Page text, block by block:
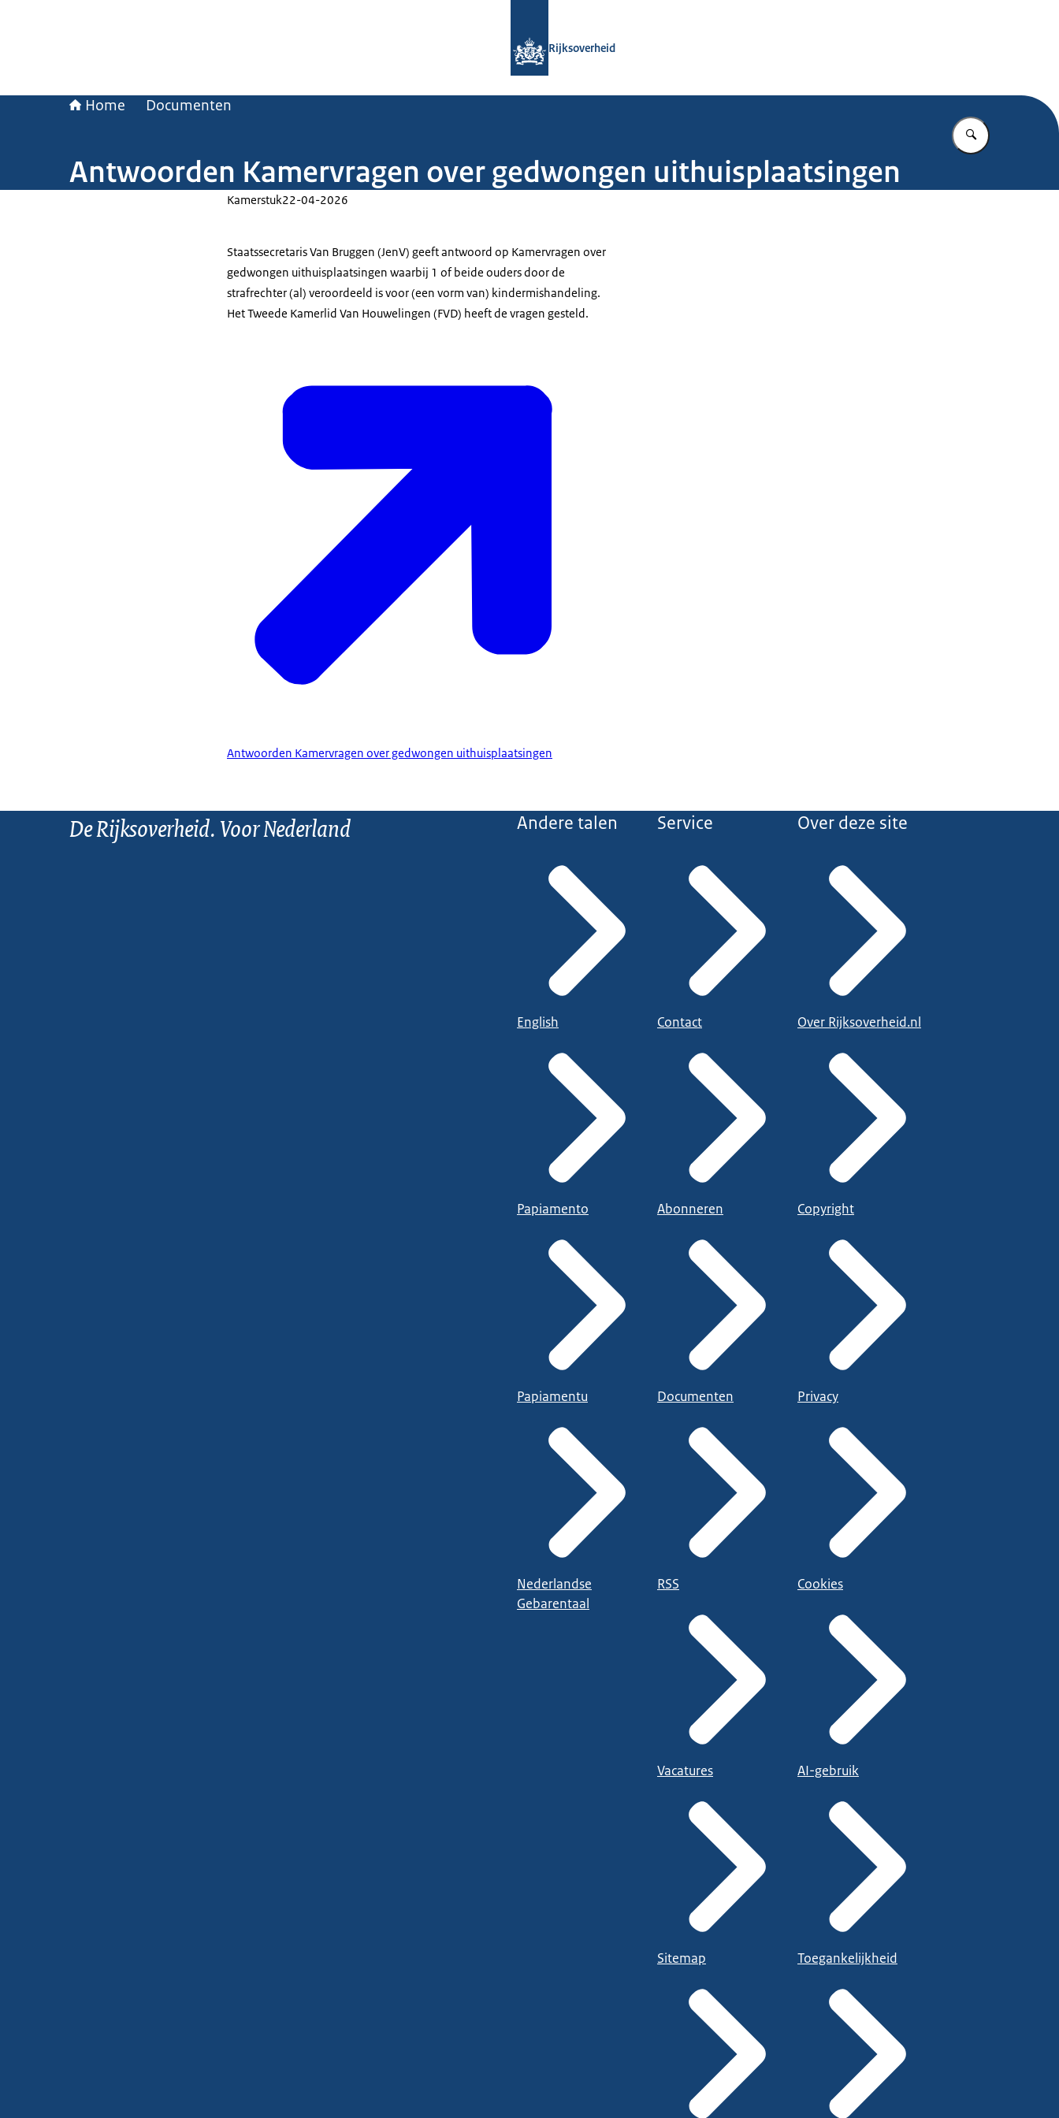
Rijksoverheid
Home Documenten
Vul in wat u
Antwoorden Kamervragen over gedwongen uithuisplaatsingen
Kamerstuk22-04-2026
Staatssecretaris Van Bruggen (JenV) geeft antwoord op Kamervragen over
gedwongen uithuisplaatsingen waarbij 1 of beide ouders door de
strafrechter (al) veroordeeld is voor (een vorm van) kindermishandeling.
Het Tweede Kamerlid Van Houwelingen (FVD) heeft de vragen gesteld.
Antwoorden Kamervragen over gedwongen uithuisplaatsingen
De Rijksoverheid. Voor Nederland Andere talen
English
Papiamento
Papiamentu
Nederlandse
Gebarentaal
Service
Contact
Abonneren
Documenten
RSS
Vacatures
Sitemap
Over deze site
Over Rijksoverheid.nl
Copyright
Privacy
Cookies
AI-gebruik
Toegankelijkheid